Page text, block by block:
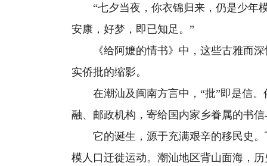
“七夕当夜，你衣锦归来，仍是少年
安康，好梦，即已知足。”
《给阿嬷的情书》中，这些古雅而深
实侨批的缩影。
在潮汕及闽南方言中，“批”即是信。
融、邮政机构，寄给国内家乡眷属的书
它的诞生，源于充满艰辛的移民史。
模人口迁徙运动。潮汕地区背山面海，